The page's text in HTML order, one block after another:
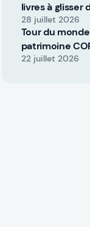
livres à glisser
28 juillet 2026
Tour du
patrimoine
22 juillet 2026